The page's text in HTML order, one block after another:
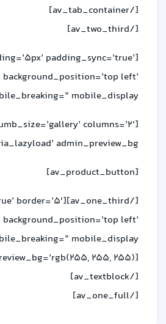
[/av_tab_container]
[/av_two_third]
padding_sync=’true’
background_position=’top left’
mobile_display=”]
columns=’2′
admin_preview_bg=”]
[av_product_button]
border=’5′
left’
mobile_display=”]
[/av_textblock]
[/av_one_full]